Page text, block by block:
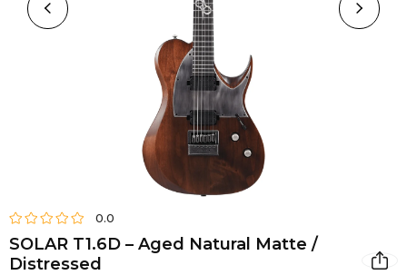
0.0
SOLAR T1.6D – Aged Natural Matte /
Distressed